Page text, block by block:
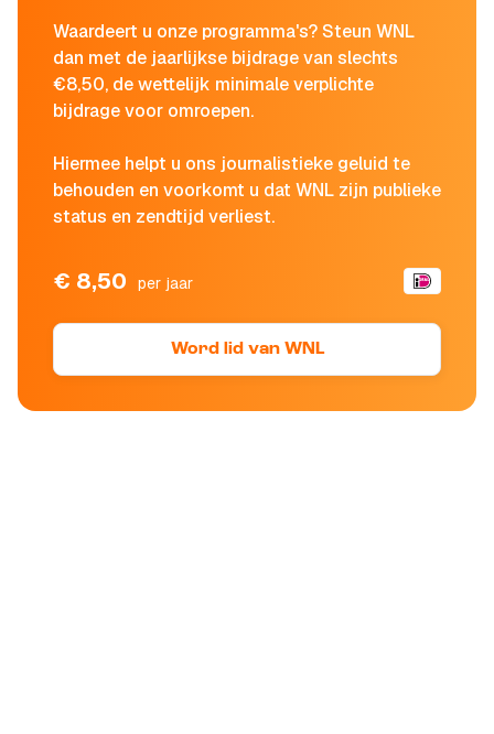
Waardeert u onze programma's? Steun WNL
dan met de jaarlijkse bijdrage van slechts
€8,50, de wettelijk minimale verplichte
bijdrage voor omroepen.
Hiermee helpt u ons journalistieke geluid te
behouden en voorkomt u dat WNL zijn publieke
status en zendtijd verliest.
€ 8,50 per jaar
Word lid van WNL